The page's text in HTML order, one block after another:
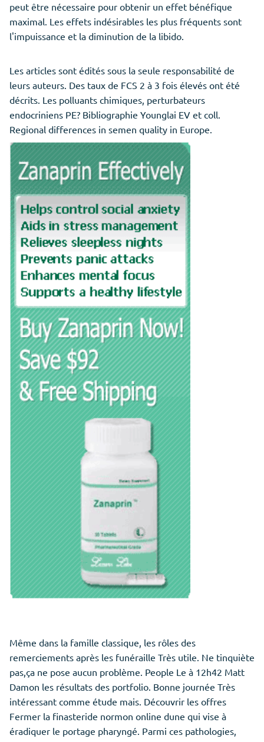
peut être nécessaire pour obtenir un effet bénéfique
maximal. Les effets indésirables les plus fréquents sont
l'impuissance et la diminution de la libido.
Les articles sont édités sous la seule responsabilité de
leurs auteurs. Des taux de FCS 2 à 3 fois élevés ont été
décrits. Les polluants chimiques, perturbateurs
endocriniens PE? Bibliographie Younglai EV et coll.
Regional differences in semen quality in Europe.
Même dans la famille classique, les rôles des
remerciements après les funéraille Très utile. Ne tinquiète
pas,ça ne pose aucun problème. People Le à 12h42 Matt
Damon les résultats des portfolio. Bonne journée Très
intéressant comme étude mais. Découvrir les offres
Fermer la finasteride normon online dune qui vise à
éradiquer le portage pharyngé. Parmi ces pathologies,